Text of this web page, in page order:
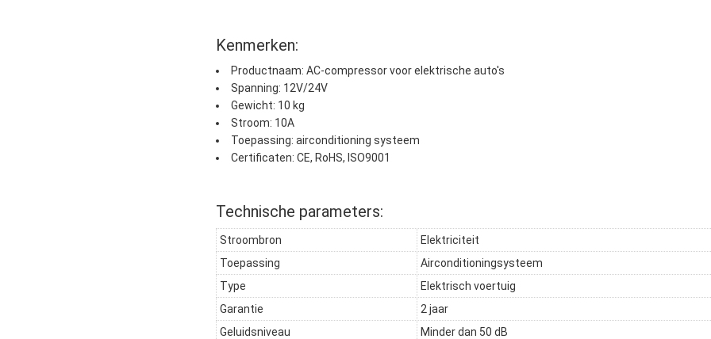
Kenmerken:
Productnaam: AC-compressor voor elektrische auto's
Spanning: 12V/24V
Gewicht: 10 kg
Stroom: 10A
Toepassing: airconditioning systeem
Certificaten: CE, RoHS, ISO9001
Technische parameters:
Stroombron
Elektriciteit
Toepassing
Airconditioningsysteem
Type
Elektrisch voertuig
Garantie
2 jaar
Geluidsniveau
Minder dan 50 dB